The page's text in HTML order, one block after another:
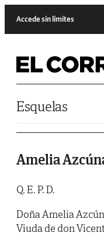
Accede sin límites
Esquelas
Amelia
Q. E. P. D.
Doña Amelia
Viuda de don